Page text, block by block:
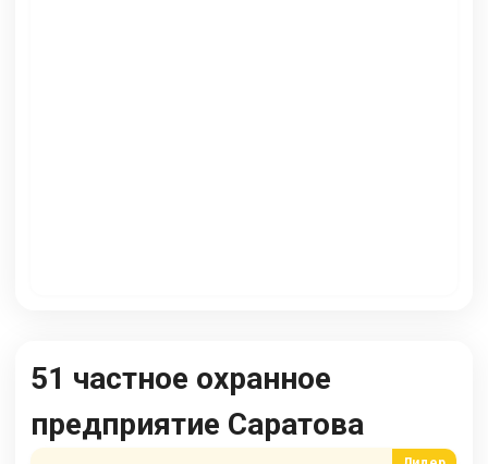
51 частное охранное
предприятие Саратова